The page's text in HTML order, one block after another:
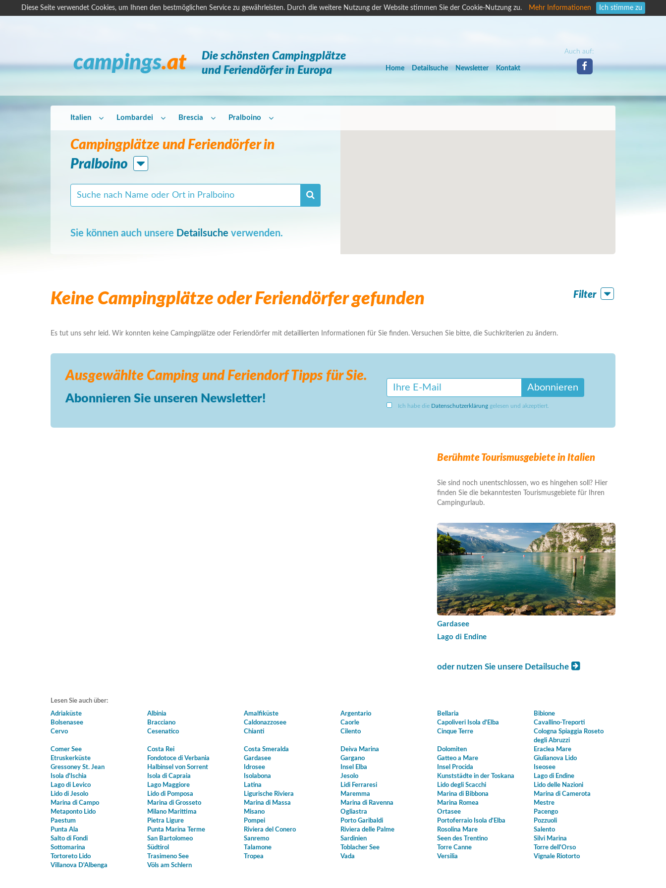
Diese Seite verwendet Cookies, um Ihnen den bestmöglichen Service zu gewährleisten. Durch die weitere Nutzung der Website stimmen Sie der Cookie-Nutzung zu. Mehr Informationen Ich stimme zu
campings.at
Die schönsten Campingplätze
und Feriendörfer in Europa
Home Detailsuche Newsletter Kontakt
Auch auf:
Campingplätze und Feriendörfer in
Pralboino
Sie können auch unsere Detailsuche verwenden.
Italien Lombardei Brescia Pralboino
Keine Campingplätze oder Feriendörfer gefunden Filter
Es tut uns sehr leid. Wir konnten keine Campingplätze oder Feriendörfer mit detaillierten Informationen für Sie finden. Versuchen Sie bitte, die Suchkriterien zu ändern.
Ausgewählte Camping und FeriendorfTipps für Sie.
Abonnieren Sie unseren Newsletter!
Abonnieren
Ich habe die Datenschutzerklärunggelesen und akzeptiert.
Berühmte Tourismusgebiete in Italien
Sie sind noch unentschlossen, wo es hingehen soll? Hier
finden Sie die bekanntesten Tourismusgebiete für Ihren
Campingurlaub.
Gardasee
Lago di Endine
oder nutzen Sie unsere Detailsuche
Lesen Sie auch über:
Adriaküste
Albinia Amalfiküste Argentario Bellaria
Bibione
Bolsenasee
Bracciano Caldonazzosee Caorle Capoliveri Isola d'Elba
Cavallino-Treporti
Cervo
Cesenatico Chianti Cilento Cinque Terre
Cologna Spiaggia Roseto
degli Abruzzi
Comer See
Costa Rei Costa Smeralda Deiva Marina Dolomiten
Eraclea Mare
Etruskerküste
Fondotoce di Verbania Gardasee Gargano Gatteo a Mare
Giulianova Lido
Gressoney St. Jean
Halbinsel von Sorrent Idrosee Insel Elba Insel Procida
Iseosee
Isola d'Ischia
Isola di Capraia Isolabona Jesolo Kunststädte in der Toskana
Lago di Endine
Lago di Levico
Lago Maggiore Latina Lidi Ferraresi Lido degli Scacchi
Lido delle Nazioni
Lido di Jesolo
Lido di Pomposa Ligurische Riviera Maremma Marina di Bibbona
Marina di Camerota
Marina di Campo
Marina di Grosseto Marina di Massa Marina di Ravenna Marina Romea
Mestre
Metaponto Lido
Milano Marittima Misano Ogliastra Ortasee
Pacengo
Paestum
Pietra Ligure Pompei Porto Garibaldi Portoferraio Isola d'Elba
Pozzuoli
Punta Ala
Punta Marina Terme Riviera del Conero Riviera delle Palme Rosolina Mare
Salento
Salto di Fondi
San Bartolomeo Sanremo Sardinien Seen des Trentino
Silvi Marina
Sottomarina
Südtirol Talamone Toblacher See Torre Canne
Torre dell'Orso
Tortoreto Lido
Trasimeno See Tropea Vada Versilia
Vignale Riotorto
Villanova D'Albenga
Völs am Schlern